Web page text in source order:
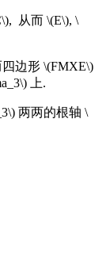
从而 \(E\), \
四边形 \(FMXE\)
上.
两两的根轴 \